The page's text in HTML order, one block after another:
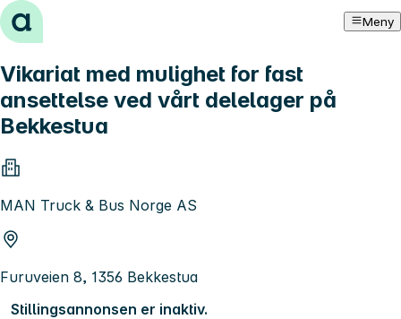
Hopp til innhold Meny
Vikariat med mulighet for fast
ansettelse ved vårt delelager på
Bekkestua
MAN Truck & Bus Norge AS
Furuveien 8, 1356 Bekkestua
Stillingsannonsen er inaktiv.